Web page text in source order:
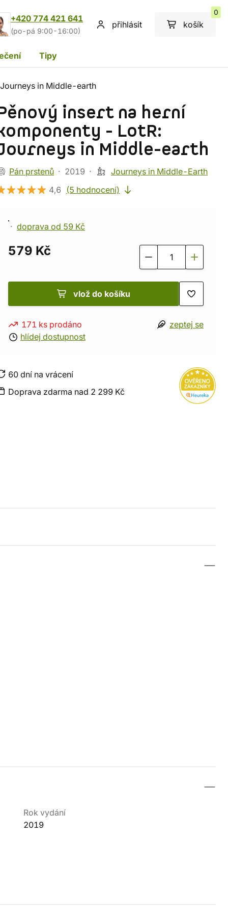
+420 774 421 641
(po-pá 9:00-16:00)
přihlásit košík
0
Tipy
in Middle-earth
insert na herní
- LotR:
in Middle-earth
Pán prstenů 2019
Journeys in Middle-Earth
4,6
(5 hodnocení)
doprava od 59 Kč
579 Kč
vlož do košíku
171 ks prodáno
hlídej dostupnost
zeptej se
60 dní na vrácení
Doprava zdarma nad 2 299 Kč
Rok vydání
2019